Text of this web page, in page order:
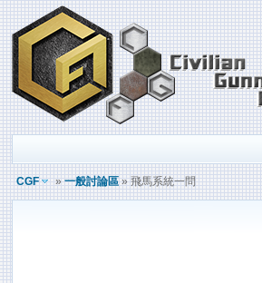
CGF »一般討論區» 飛馬系統一問